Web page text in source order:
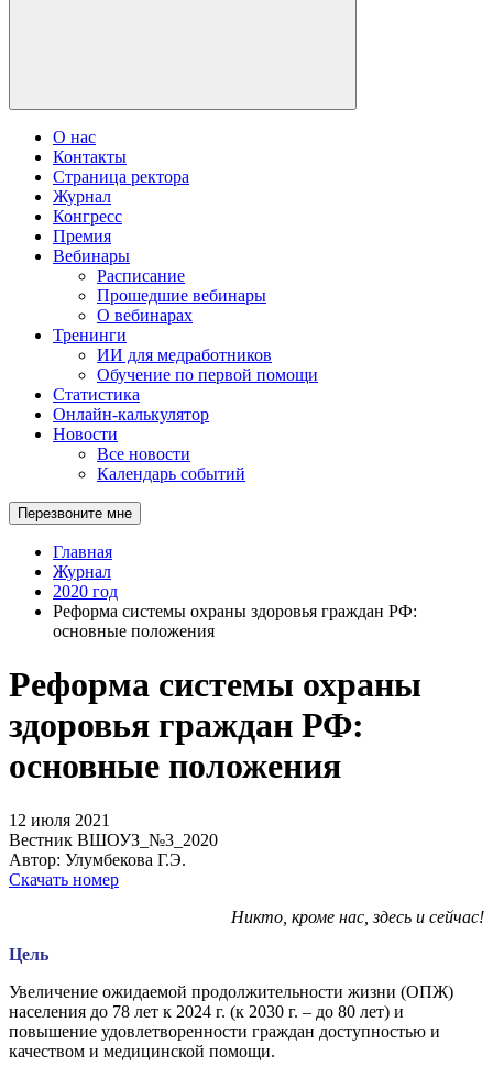
О нас
Контакты
Страница ректора
Журнал
Конгресс
Премия
Вебинары
Расписание
Прошедшие вебинары
О вебинарах
Тренинги
ИИ для медработников
Обучение по первой помощи
Статистика
Онлайн-калькулятор
Новости
Все новости
Календарь событий
Перезвоните мне
Главная
Журнал
2020 год
Реформа системы охраны здоровья граждан РФ:
основные положения
Реформа системы охраны
здоровья граждан РФ:
основные положения
12 июля 2021
Вестник ВШОУЗ_№3_2020
Автор: Улумбекова Г.Э.
Скачать номер
Никто, кроме нас, здесь и сейчас!
Цель
Увеличение ожидаемой продолжительности жизни (ОПЖ)
населения до 78 лет к 2024 г. (к 2030 г. – до 80 лет) и
повышение удовлетворенности граждан доступностью и
качеством и медицинской помощи.